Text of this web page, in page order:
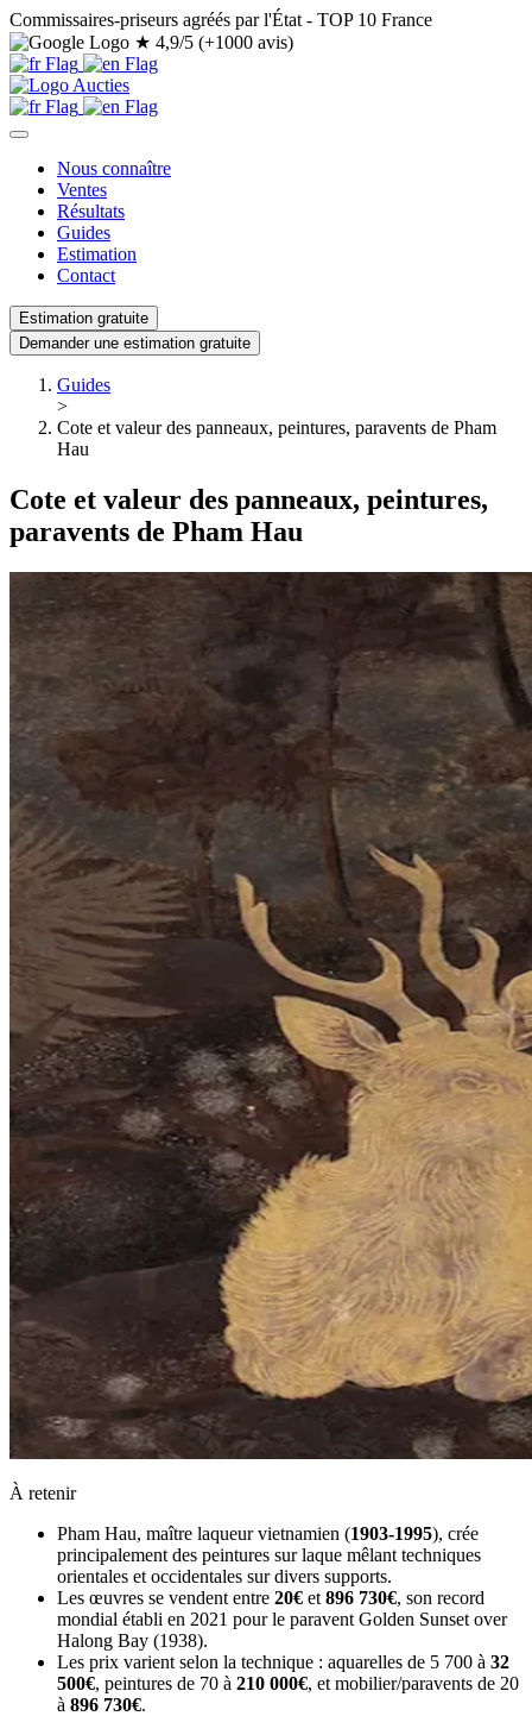
Commissaires-priseurs agréés par l'État - TOP 10 France
★ 4,9/5 (+1000 avis)
Nous connaître
Ventes
Résultats
Guides
Estimation
Contact
Estimation gratuite
Demander une estimation gratuite
Guides
>
Cote et valeur des panneaux, peintures, paravents de Pham
Hau
Cote et valeur des panneaux, peintures,
paravents de Pham Hau
À retenir
Pham Hau, maître laqueur vietnamien (1903-1995), crée
principalement des peintures sur laque mêlant techniques
orientales et occidentales sur divers supports.
Les œuvres se vendent entre 20€ et 896 730€, son record
mondial établi en 2021 pour le paravent Golden Sunset over
Halong Bay (1938).
Les prix varient selon la technique : aquarelles de 5 700 à 32
500€, peintures de 70 à 210 000€, et mobilier/paravents de 20
à 896 730€.